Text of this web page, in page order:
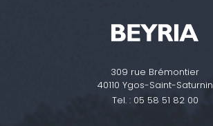
309 rue Brémontier
40110 Ygos-Saint-Saturnin
Tel. : 05 58 51 82 00